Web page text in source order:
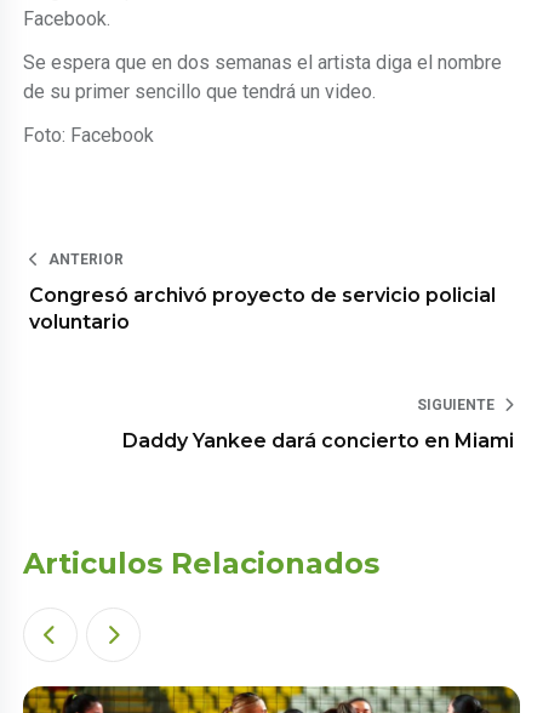
Facebook.
Se espera que en dos semanas el artista diga el nombre
de su primer sencillo que tendrá un video.
Foto: Facebook
ANTERIOR
Congresó archivó proyecto de servicio policial
voluntario
SIGUIENTE
Daddy Yankee dará concierto en Miami
Articulos Relacionados